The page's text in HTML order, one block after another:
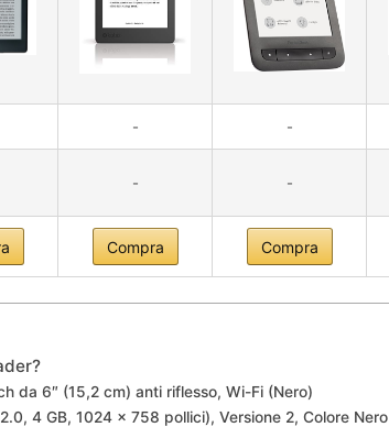
- -
- -
Compra Compra
da 6″ (15,2 cm) anti riflesso, Wi-Fi (Nero)
4 GB, 1024 x 758 pollici), Versione 2, Colore Nero